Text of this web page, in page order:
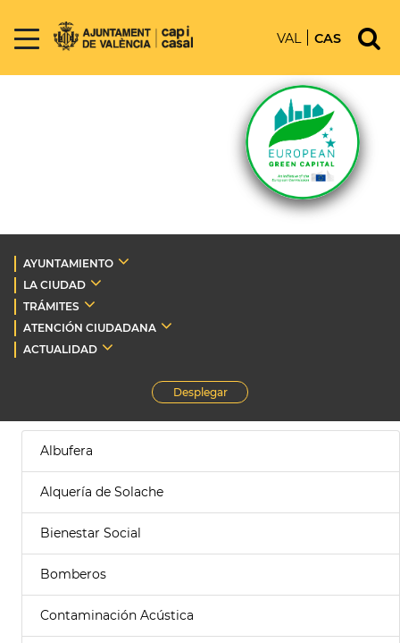
VAL CAS
AYUNTAMIENTO
LA CIUDAD
TRÁMITES
ATENCIÓN CIUDADANA
ACTUALIDAD
Desplegar
Albufera
Alquería de Solache
Bienestar Social
Bomberos
Contaminación Acústica